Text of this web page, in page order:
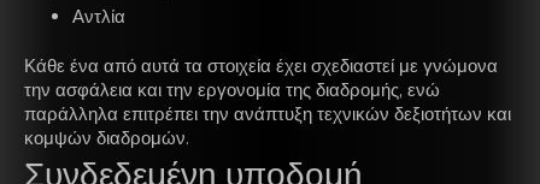
Αντλία
Κάθε ένα από αυτά τα στοιχεία έχει σχεδιαστεί με γνώμονα
την ασφάλεια και την εργονομία της διαδρομής, ενώ
παράλληλα επιτρέπει την ανάπτυξη τεχνικών δεξιοτήτων και
κομψών διαδρομών.